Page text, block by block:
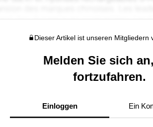
Dieser Artikel ist unseren Mitgliedern
Melden Sie sich
fortzufahren.
Einloggen Ein